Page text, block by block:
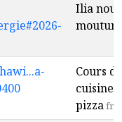
Ilia
mouture
Cours de
cuisine:
pizzafr